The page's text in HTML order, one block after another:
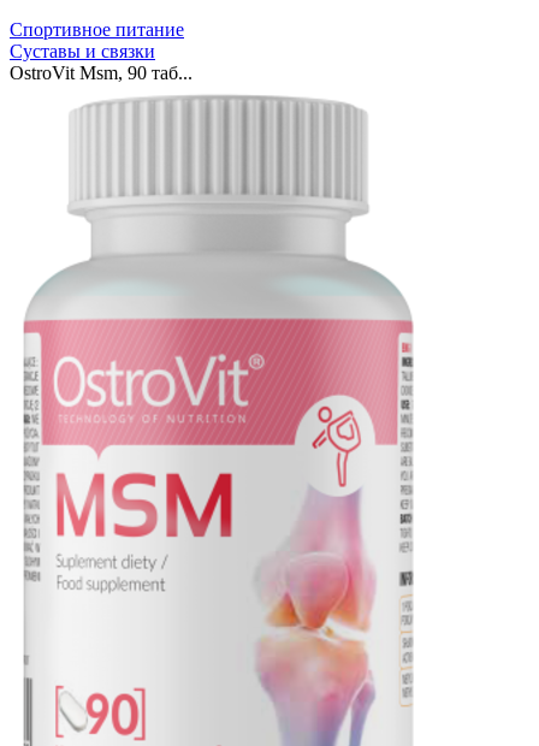
Спортивное питание
Суставы и связки
OstroVit Msm, 90 таб...